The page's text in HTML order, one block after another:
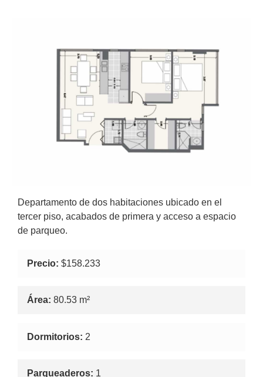
Departamento de dos habitaciones ubicado en el
tercer piso, acabados de primera y acceso a espacio
de parqueo.
Precio: $158.233
Área: 80.53 m²
Dormitorios: 2
Parqueaderos: 1